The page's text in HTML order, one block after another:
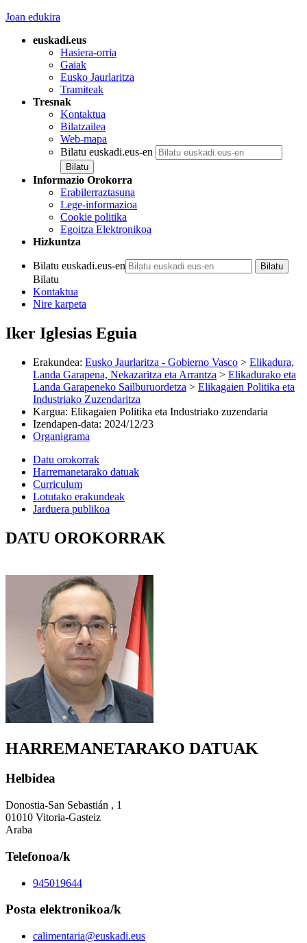
Joan edukira
euskadi.eus
Hasiera-orria
Gaiak
Eusko Jaurlaritza
Tramiteak
Tresnak
Kontaktua
Bilatzailea
Web-mapa
Bilatu euskadi.eus-en
Informazio Orokorra
Erabilerraztasuna
Lege-informazioa
Cookie politika
Egoitza Elektronikoa
Hizkuntza
Bilatu euskadi.eus-en
Bilatu
Kontaktua
Nire karpeta
Iker Iglesias Eguia
Erakundea: Eusko Jaurlaritza - Gobierno Vasco > Elikadura,
Landa Garapena, Nekazaritza eta Arrantza > Elikadurako eta
Landa Garapeneko Sailburuordetza > Elikagaien Politika eta
Industriako Zuzendaritza
Kargua: Elikagaien Politika eta Industriako zuzendaria
Izendapen-data: 2024/12/23
Organigrama
Datu orokorrak
Harremanetarako datuak
Curriculum
Lotutako erakundeak
Jarduera publikoa
DATU OROKORRAK
HARREMANETARAKO DATUAK
Helbidea
Donostia-San Sebastián , 1
01010 Vitoria-Gasteiz
Araba
Telefonoa/k
945019644
Posta elektronikoa/k
calimentaria@euskadi.eus